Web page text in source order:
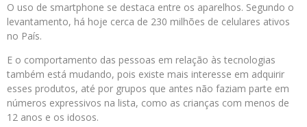
O uso de smartphone se destaca entre os aparelhos. Segundo o
levantamento, há hoje cerca de 230 milhões de celulares ativos
no País.
E o comportamento das pessoas em relação às tecnologias
também está mudando, pois existe mais interesse em adquirir
esses produtos, até por grupos que antes não faziam parte em
números expressivos na lista, como as crianças com menos de
12 anos e os idosos.